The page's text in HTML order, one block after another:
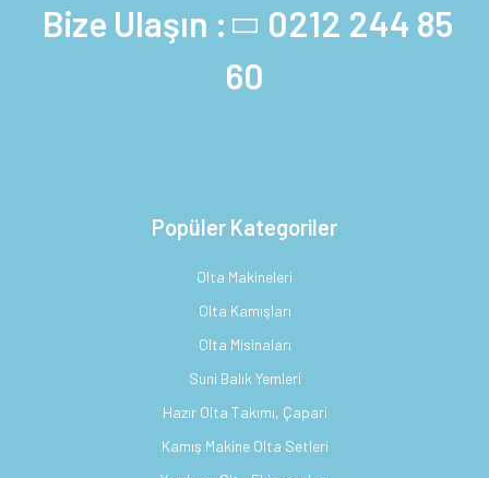
Bize Ulaşın : 0212 244 85
60
Popüler Kategoriler
Olta Makineleri
Olta Kamışları
Olta Misinaları
Suni Balık Yemleri
Hazır Olta Takımı, Çapari
Kamış Makine Olta Setleri